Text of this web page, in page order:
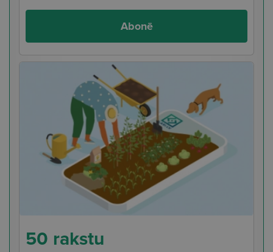
Abonē
50 rakstu